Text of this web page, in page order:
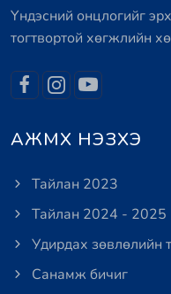
Үндэсний онцлогийг
тогтвортой хөгжлийн
АЖМХ НЭЗХЭ
Тайлан 2023
Тайлан 2024 - 2025
Удирдах зөвлөлийн
Санамж бичиг